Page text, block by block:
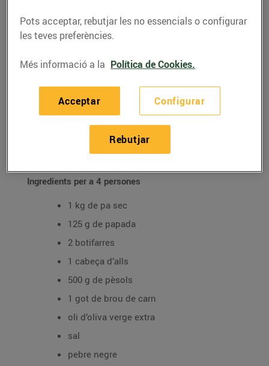
"Migas" amb papada,
botifarra i pèsols
Ingredients per a 4 persones
1 kg de pa sec
125 g de papada
2 botifarres
1 cabeça d’alls
500 g de pèsols
1 got de brou de carn
oli d’oliva verge extra
sal
pebre negre
Pots acceptar, rebutjar les no essencials o configurar
les teves preferències.
Més informació a la Política de Cookies.
Configurar
Rebutjar
Acceptar